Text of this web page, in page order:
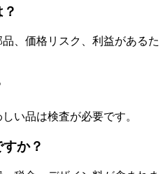
、価格リスク、利益があるた
い品は検査が必要です。
か？